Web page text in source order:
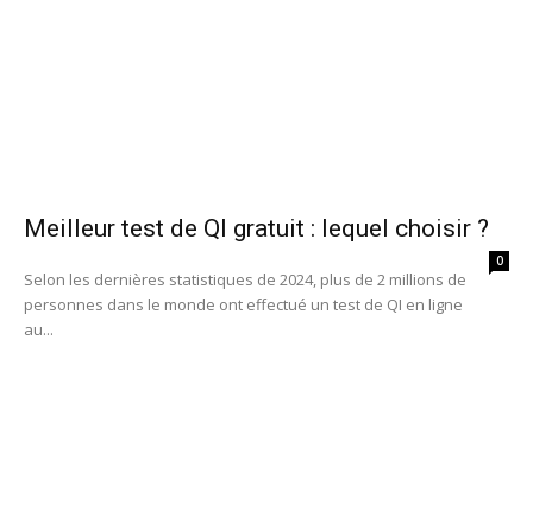
Meilleur test de QI gratuit : lequel choisir ?
0
Selon les dernières statistiques de 2024, plus de 2 millions de
personnes dans le monde ont effectué un test de QI en ligne
au...